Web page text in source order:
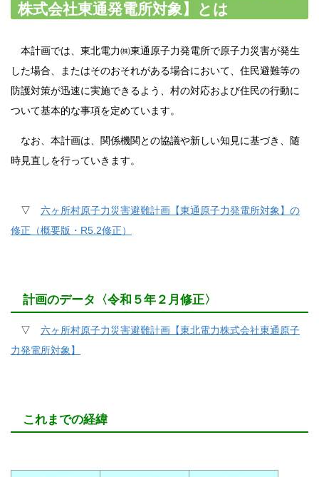
株式会社東通発電所対象】とは
本計画では、東北電力㈱東通原子力発電所で原子力災害が発生
した場合、またはそのおそれがある場合において、住民避難等の
防護対策が迅速に実施できるよう、村の対応および住民の行動に
ついて基本的な事項を定めています。
なお、本計画は、関係機関との協議や新しい知見に基づき、随
時見直しを行っていきます。
▽ 六ヶ所村原子力災害避難計画【東通原子力発電所対象】の
修正（概要版・R5.2修正）
計画のデータ〈令和５年２月修正〉
▽ 六ヶ所村原子力災害避難計画【東北電力株式会社東通原子
力発電所対象】
これまでの経緯